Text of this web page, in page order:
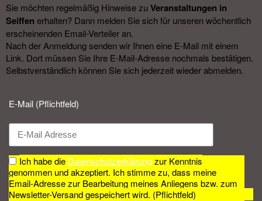
Sie möchten regelmäßig Hinweise zu Veranstal­tungen in
Seiffen erhalten? Dann melden Sie sich für unseren wöchentlich
erscheinenden Email-Verteiler an.
Nach der Anmeldung senden wir Ihnen eine E-Mail mit einem
Link. Dort müssen Sie Ihre E-Mail-Adresse nochmals bestätigen.
Selbstverständlich können Sie sich jederzeit wieder abmelden.​
E-Mail (Pflichtfeld)
Ich habe die Datenschutzerklärungzur Kenntnis
genommen und akzeptiert. Ich stimme zu, dass meine
Email-Adresse zur Bearbeitung meines Anliegens bzw. zum
Newsletter-Versand gespeichert wird. (Pflichtfeld)